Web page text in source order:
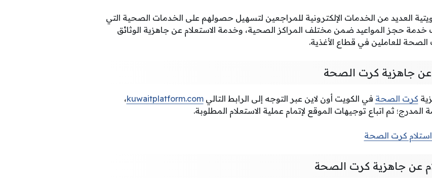
العديد من الخدمات الإلكترونية للمراجعين لتسهيل حصولهم على الخدمات الصحية التي
خدمة حجز المواعيد ضمن مختلف المراكز الصحية، وخدمة الاستعلام عن جاهزية الوثائق
للعاملين في قطاع الأغذية.
عن جاهزية كرت الصحة
كرت الصحة في الكويت أون لاين عبر التوجه إلى الرابط التاليkuwaitplatform.com،
المدرج؛ ثم اتباع توجيهات الموقع لإتمام عملية الاستعلام المطلوبة.
كرت الصحة
عن جاهزية كرت الصحة